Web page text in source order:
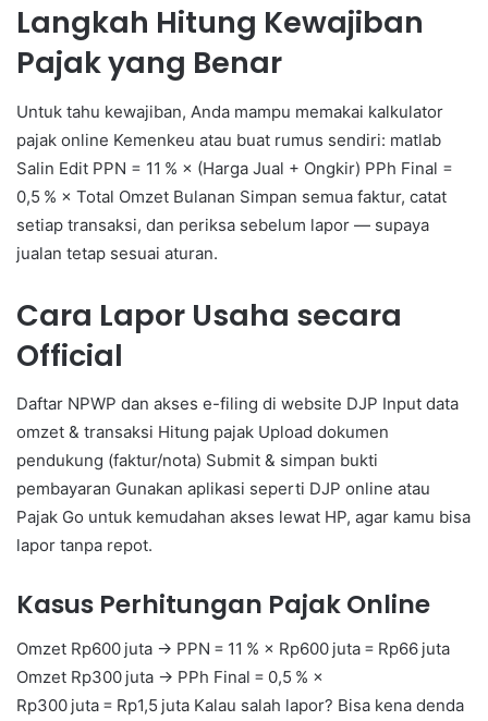
Langkah Hitung Kewajiban
Pajak yang Benar
Untuk tahu kewajiban, Anda mampu memakai kalkulator
pajak online Kemenkeu atau buat rumus sendiri: matlab
Salin Edit PPN = 11 % × (Harga Jual + Ongkir) PPh Final =
0,5 % × Total Omzet Bulanan Simpan semua faktur, catat
setiap transaksi, dan periksa sebelum lapor — supaya
jualan tetap sesuai aturan.
Cara Lapor Usaha secara
Official
Daftar NPWP dan akses e-filing di website DJP Input data
omzet & transaksi Hitung pajak Upload dokumen
pendukung (faktur/nota) Submit & simpan bukti
pembayaran Gunakan aplikasi seperti DJP online atau
Pajak Go untuk kemudahan akses lewat HP, agar kamu bisa
lapor tanpa repot.
Kasus Perhitungan Pajak Online
Omzet Rp600 juta → PPN = 11 % × Rp600 juta = Rp66 juta
Omzet Rp300 juta → PPh Final = 0,5 % ×
Rp300 juta = Rp1,5 juta Kalau salah lapor? Bisa kena denda